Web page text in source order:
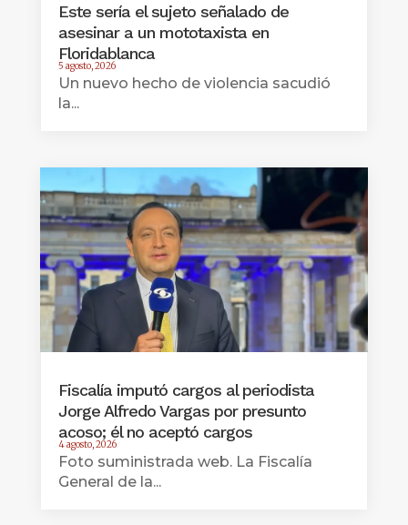
Este sería el sujeto señalado de
asesinar a un mototaxista en
Floridablanca
5 agosto, 2026
Un nuevo hecho de violencia sacudió
la...
Fiscalía imputó cargos al periodista
Jorge Alfredo Vargas por presunto
acoso; él no aceptó cargos
4 agosto, 2026
Foto suministrada web. La Fiscalía
General de la...